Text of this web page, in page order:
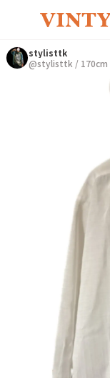
stylisttk
@stylisttk / 170cm